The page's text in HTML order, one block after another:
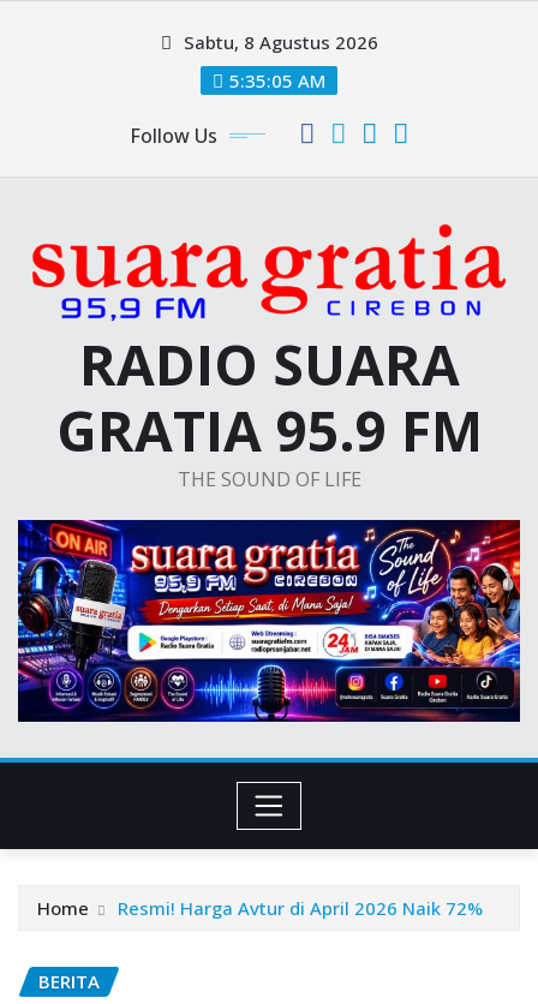
Sabtu, 8 Agustus 2026
5:35:06 AM
Follow Us
RADIO SUARA
GRATIA 95.9 FM
THE SOUND OF LIFE
Home Resmi! Harga Avtur di April 2026 Naik 72%
BERITA